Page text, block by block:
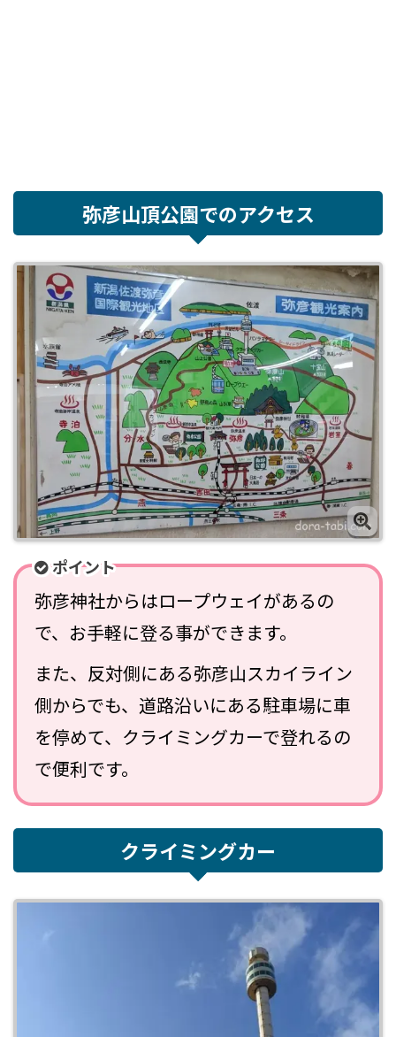
弥彦山頂公園でのアクセス
ポイント
弥彦神社からはロープウェイがあるの
で、お手軽に登る事ができます。
また、反対側にある弥彦山スカイライン
側からでも、道路沿いにある駐車場に車
を停めて、クライミングカーで登れるの
で便利です。
クライミングカー